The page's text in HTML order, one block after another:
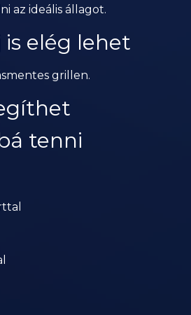
az ideális állagot.
is elég lehet
grillen.
tenni